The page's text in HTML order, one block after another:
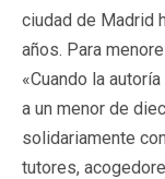
ciudad de Madrid
años. Para
«Cuando la
a un menor de
solidariamente
tutores,